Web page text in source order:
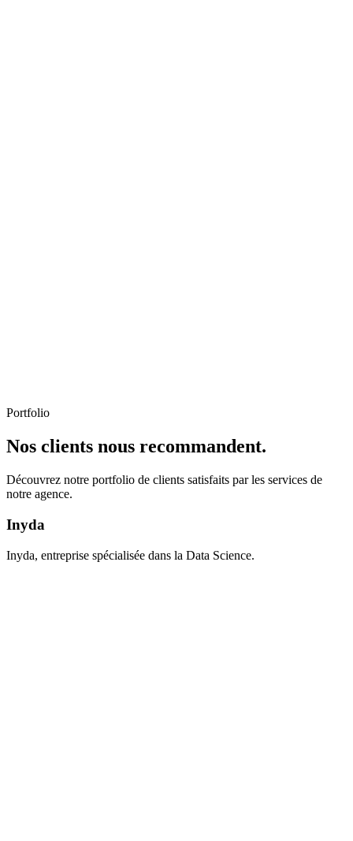
Portfolio
Nos clients nous recommandent.
Découvrez notre portfolio de clients satisfaits par les services de
notre agence.
Inyda
Inyda, entreprise spécialisée dans la Data Science.